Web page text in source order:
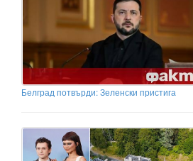
Белград потвърди: Зеленски пристига